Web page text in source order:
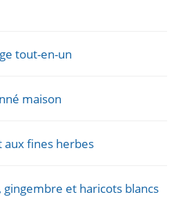
tout-en-un
maison
aux fines herbes
gingembre et haricots blancs